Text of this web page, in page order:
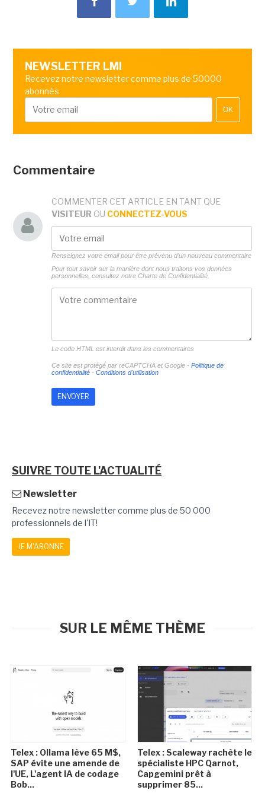
NEWSLETTER LMI
Recevez notre newsletter comme plus de 50000
abonnés
OK
Commentaire
COMMENTER CET ARTICLE EN TANT QUE
VISITEUR OU CONNECTEZ-VOUS
Renseignez votre email pour être prévenu d'un nouveau commentaire
Pour tout savoir sur la manière dont nous traitons vos données
personnelles, consultez notre Charte de Confidentialité.
Le code HTML est interdit dans les commentaires
Ce site est protégé par reCAPTCHA et Google - Politique de
confidentialité- Conditions d'utilisation
SUIVRE TOUTE L'ACTUALITÉ
Newsletter
Recevez notre newsletter comme plus de 50 000
professionnels de l'IT!
JE M'ABONNE
SUR LE MÊME THÈME
Telex : Ollama lève 65 M$,
SAP évite une amende de
l'UE, L'agent IA de codage
Bob...
Telex : Scaleway rachète le
spécialiste HPC Qarnot,
Capgemini prêt à
supprimer 85...